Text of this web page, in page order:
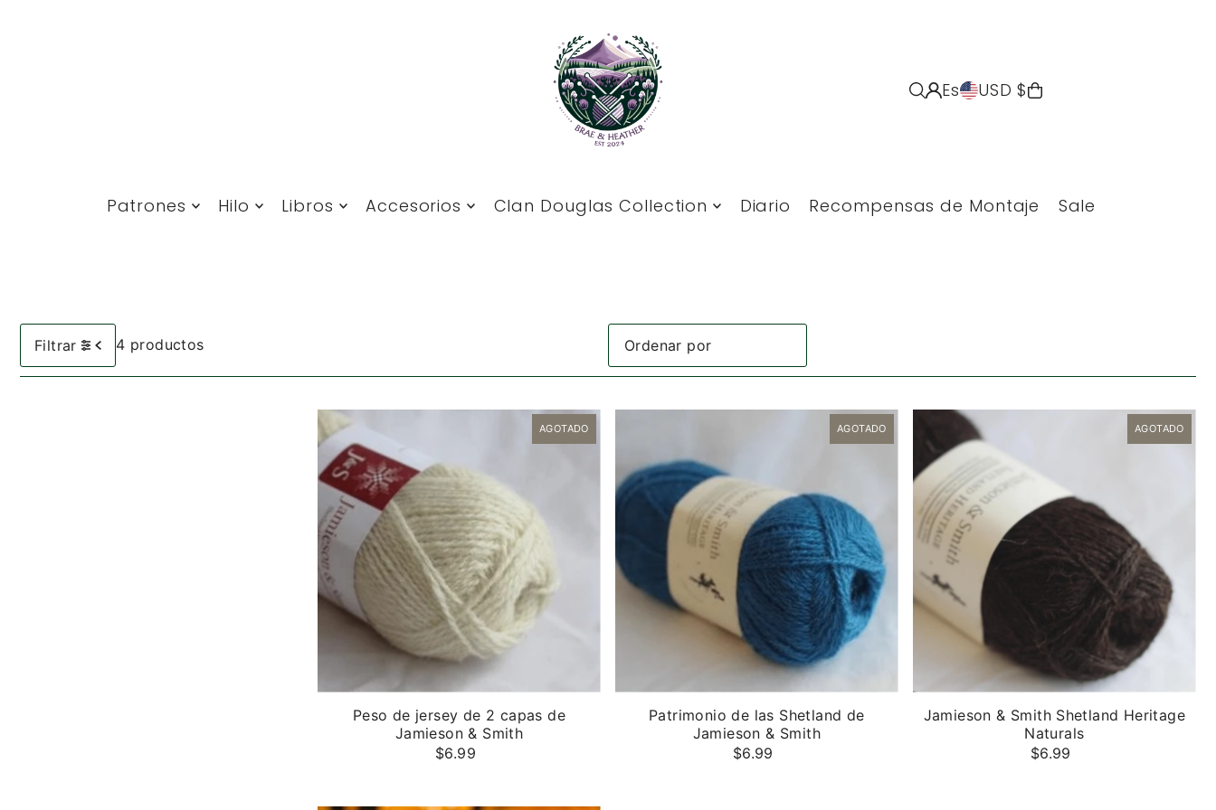
Patrones Hilo Libros Accesorios Clan Douglas Collection Diario Recompensas de Montaje Sale
Es USD $
Filtrar 4 productos
Características
Más relevantes
Alfabéticamente, A-Z
Alfabéticamente, Z-A
Precio, menor a mayor
Precio, mayor a menor
Fecha: antiguo(a) a
reciente
Fecha: reciente a
antiguo(a)
AGOTADO
Peso de jersey de 2 capas de
Jamieson & Smith
$6.99
AGOTADO
Patrimonio de las Shetland de
Jamieson & Smith
$6.99
AGOTADO
Jamieson & Smith Shetland Heritage
Naturals
$6.99